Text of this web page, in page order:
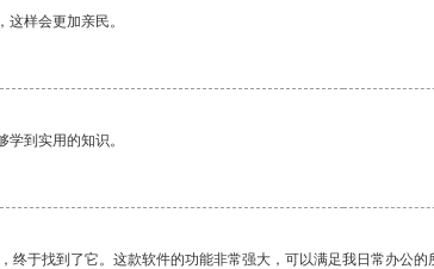
样会更加亲民。
到实用的知识。
终于找到了它。这款软件的功能非常强大，可以满足我日常办公的